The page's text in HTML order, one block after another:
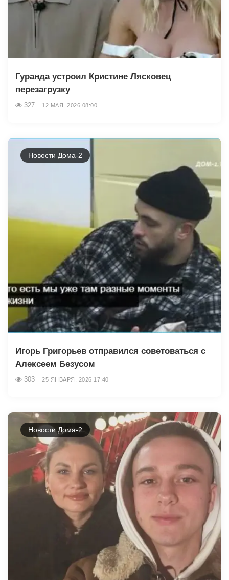
Гуранда устроил Кристине Лясковец
перезагрузку
327 12 МАЯ, 2026 08:00
Новости Дома-2
Игорь Григорьев отправился советоваться с
Алексеем Безусом
303 25 ЯНВАРЯ, 2026 17:40
Новости Дома-2